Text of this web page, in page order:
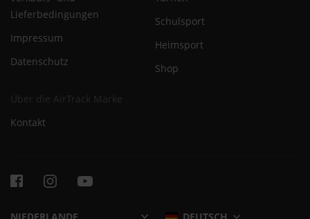
Lieferbedingungen
Impressum
Datenschutz
Schulsport
Heimsport
Shop
Über die AirTrack Marke
Kontakt